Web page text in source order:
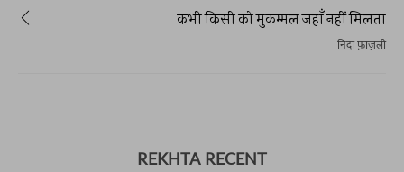
कभी किसी को मुकम्मल जहाँ नहीं मिलता
निदा फ़ाज़ली
REKHTA RECENT